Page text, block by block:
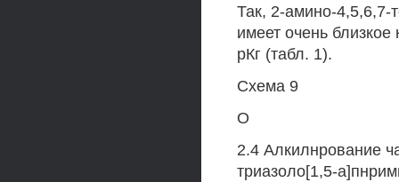
Так, 2-амино-4,5,6,7-
имеет очень
рКг (табл. 1).
Схема 9
О
2.4 Алкилнрование
триазоло[1,5-